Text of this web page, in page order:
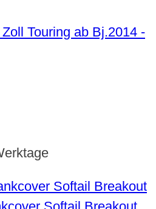
Touring ab Bj.2014 -